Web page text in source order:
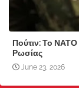
Πούτιν: Το ΝΑΤΟ
Ρωσίας
June 23, 2026